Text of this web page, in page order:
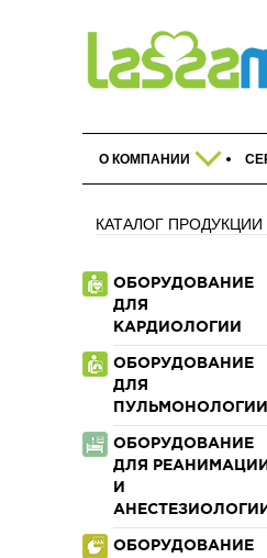
О КОМПАНИИ
КАТАЛОГ ПРОДУКЦИИ
ОБОРУДОВАНИЕ
ДЛЯ
КАРДИОЛОГИИ
ОБОРУДОВАНИЕ
ДЛЯ
ПУЛЬМОНОЛОГИИ
ОБОРУДОВАНИЕ
ДЛЯ РЕАНИМАЦИИ
И
АНЕСТЕЗИОЛОГИИ
ОБОРУДОВАНИЕ